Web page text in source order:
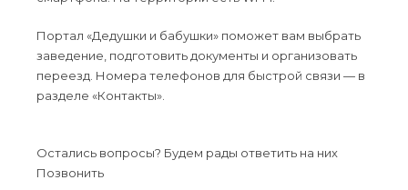
Портал «Дедушки и бабушки» поможет вам выбрать
заведение, подготовить документы и организовать
переезд. Номера телефонов для быстрой связи — в
разделе «Контакты».
Остались вопросы? Будем рады ответить на них
Позвонить